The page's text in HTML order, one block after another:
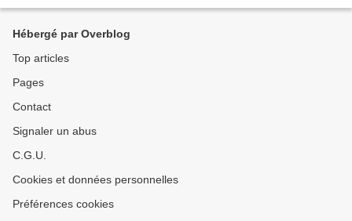
Hébergé par Overblog
Top articles
Pages
Contact
Signaler un abus
C.G.U.
Cookies et données personnelles
Préférences cookies